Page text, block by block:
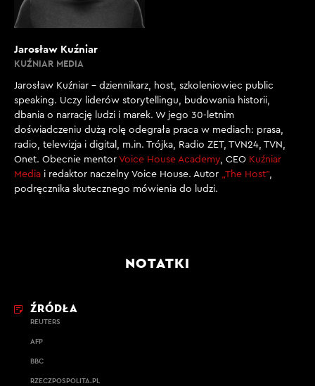
Jarosław Kuźniar
KUŹNIAR MEDIA
Jarosław Kuźniar – dziennikarz, host, szkoleniowiec public
speaking. Uczy liderów storytellingu, budowania historii,
dbania o narrację ludzi i marek. W jego 30-letnim
doświadczeniu dużą rolę odegrała praca w mediach: prasa,
radio, telewizja i digital, m.in. Trójka, Radio ZET, TVN24, TVN,
Onet. Obecnie mentor Voice House Academy, CEO Kuźniar
Media i redaktor naczelny Voice House. Autor „The Host”,
podręcznika skutecznego mówienia do ludzi.
NOTATKI
ŹRÓDŁA
REUTERS
AFP
BBC
RZECZPOSPOLITA.PL